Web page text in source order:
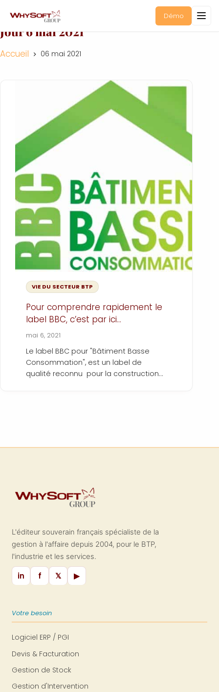
Démo
Jour6 mai 2021
Accueil 06 mai 2021
VIE DU SECTEUR BTP
Pour comprendre rapidement le
label BBC, c’est par ici…
mai 6, 2021
Le label BBC pour "Bâtiment Basse
Consommation", est un label de
qualité reconnu pour la construction
allons nous efforcer de décoder cette
norme...
L'éditeur souverain français spécialiste de la
gestion à l'affaire depuis 2004, pour le BTP,
l'industrie et les services.
in f 𝕏 ▶
Votre besoin
Logiciel ERP / PGI
Devis & Facturation
Gestion de Stock
Gestion d'Intervention